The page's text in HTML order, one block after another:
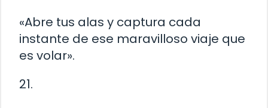
«Abre tus alas y captura cada
instante de ese maravilloso viaje que
es volar».
21.